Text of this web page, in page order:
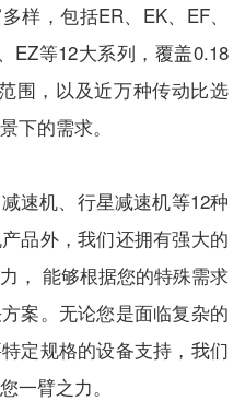
样，包括ER、EK、EF、
EZ等12大系列，覆盖0.18
围，以及近万种传动比选
下的需求。
减速机、 行星减速机等12种
产品外，我们还拥有强大的
， 能够根据您的特殊需求
案。无论您是面临复杂的
定规格的设备支持，我们
一臂之力。